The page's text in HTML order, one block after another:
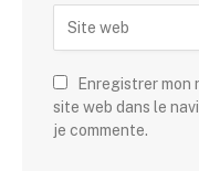
Enregistrer mon
site web dans le
je commente.